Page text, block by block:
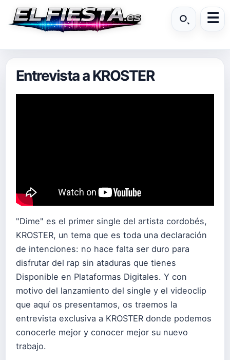
Entrevista a KROSTER
"Dime" es el primer single del artista cordobés,
KROSTER, un tema que es toda una declaración
de intenciones: no hace falta ser duro para
disfrutar del rap sin ataduras que tienes
Disponible en Plataformas Digitales. Y con
motivo del lanzamiento del single y el videoclip
que aquí os presentamos, os traemos la
entrevista exclusiva a KROSTER donde podemos
conocerle mejor y conocer mejor su nuevo
trabajo.